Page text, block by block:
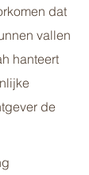
dat
vallen
hanteert
de